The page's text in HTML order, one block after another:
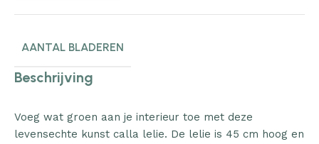
AANTAL BLADEREN
Beschrijving
Voeg wat groen aan je interieur toe met deze
levensechte kunst calla lelie. De lelie is 45 cm hoog en